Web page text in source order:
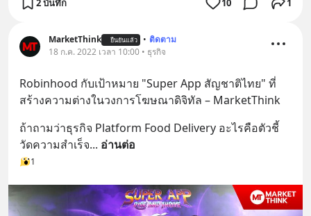
2 บันทึก 10 1
MarketThink ยืนยันแล้ว • ติดตาม
18 ก.ค. 2022 เวลา 10:00 • ธุรกิจ
Robinhood กับเป้าหมาย "Super App สัญชาติไทย" ที่
สร้างความต่างในวงการโฆษณาดิจิทัล – MarketThink
ถ้าถามว่าธุรกิจ Platform Food Delivery อะไรคือตัวชี้
วัดความสำเร็จ... อ่านต่อ
1